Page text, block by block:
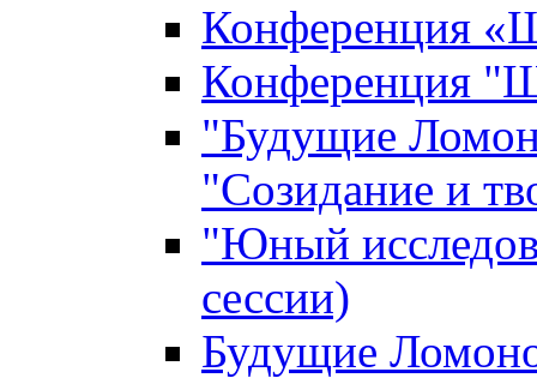
Конференция
Конференция
"Будущие
"Созидание и
"Юный
сессии)
Будущие